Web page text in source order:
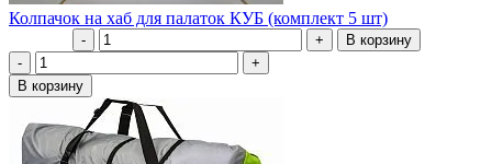
Колпачок на хаб для палаток КУБ (комплект 5 шт)